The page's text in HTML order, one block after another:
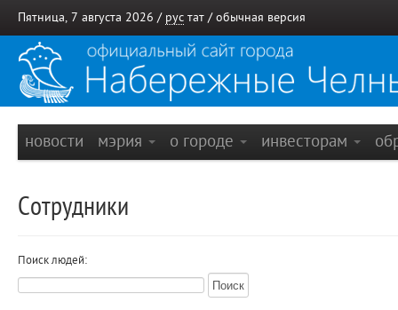
Пятница, 7 августа 2026 / рус тат / обычная версия
новости мэрия о городе инвесторам
Сотрудники
Поиск людей: